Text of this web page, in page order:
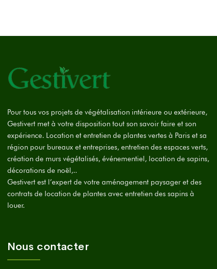
Pour tous vos projets de végétalisation intérieure ou extérieure,
Gestivert met à votre disposition tout son savoir faire et son
expérience. Location et entretien de plantes vertes à Paris et sa
région pour bureaux et entreprises, entretien des espaces verts,
création de murs végétalisés, événementiel, location de sapins,
décorations de noël,..
Gestivert est l’expert de votre aménagement paysager et des
contrats de location de plantes avec entretien des sapins à
louer.
Nous contacter